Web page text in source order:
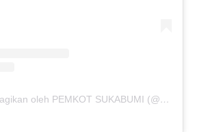
Sebuah kiriman dibagikan oleh PEMKOT SUKABUMI (@pemkotsukabumi_)